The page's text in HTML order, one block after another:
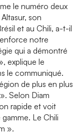
le numéro deux
son
et au Chili, a-t-il
notre
qui a démontré
explique le
le communiqué.
de plus en plus
Selon Diam
rapide et voit
Le Chili
».